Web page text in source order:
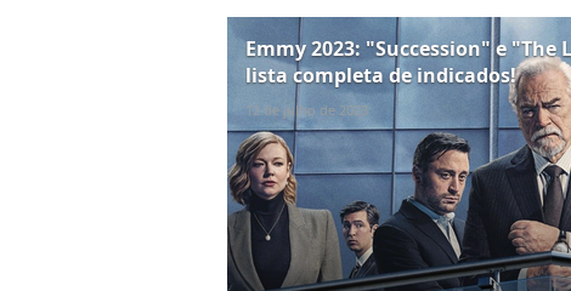
Emmy 2023: "Succession" e
lista completa de indicados!
12 de julho de 2023